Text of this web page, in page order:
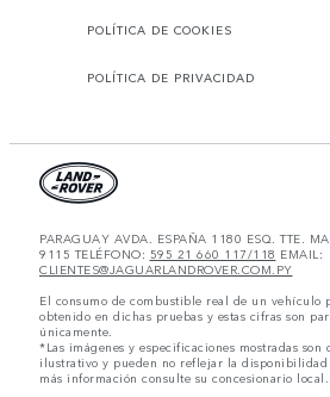
POLÍTICA DE COOKIES
POLÍTICA DE PRIVACIDAD
PARAGUAY AVDA. ESPAÑA 1180 ESQ. TTE.
9115 TELÉFONO: 595 21 660 117/118 EMAIL:
CLIENTES@JAGUARLANDROVER.COM.PY
El consumo de combustible real de un vehículo
obtenido en dichas pruebas y estas cifras son
únicamente.
*Las imágenes y especificaciones mostradas son
ilustrativo y pueden no reflejar la disponibilidad
más información consulte su concesionario local.